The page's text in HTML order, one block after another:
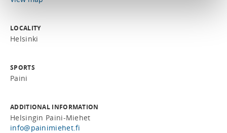
LOCALITY
Helsinki
SPORTS
Paini
ADDITIONAL INFORMATION
Helsingin Paini-Miehet
info@painimiehet.fi